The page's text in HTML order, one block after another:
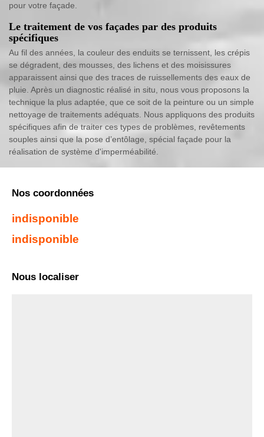
pour votre façade.
Le traitement de vos façades par des produits
spécifiques
Au fil des années, la couleur des enduits se ternissent, les crépis
se dégradent, des mousses, des lichens et des moisissures
apparaissent ainsi que des traces de ruissellements des eaux de
pluie. Après un diagnostic réalisé in situ, nous vous proposons la
technique la plus adaptée, que ce soit de la peinture ou un simple
nettoyage de traitements adéquats. Nous appliquons des produits
spécifiques afin de traiter ces types de problèmes, revêtements
souples ainsi que la pose d’entôlage, spécial façade pour la
réalisation de système d'imperméabilité.
Nos coordonnées
indisponible
indisponible
Nous localiser